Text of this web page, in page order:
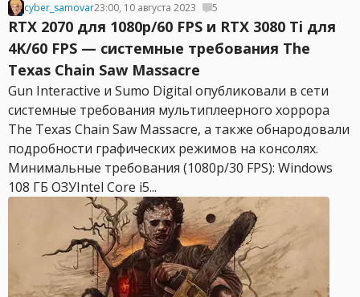
cyber_samovar23:00, 10 августа 2023 5
RTX 2070 для 1080p/60 FPS и RTX 3080 Ti для
4K/60 FPS — системные требования The
Texas Chain Saw Massacre
Gun Interactive и Sumo Digital опубликовали в сети
системные требования мультиплеерного хоррора
The Texas Chain Saw Massacre, а также обнародовали
подробности графических режимов на консолях.
Минимальные требования (1080p/30 FPS): Windows
108 ГБ ОЗУIntel Core i5...